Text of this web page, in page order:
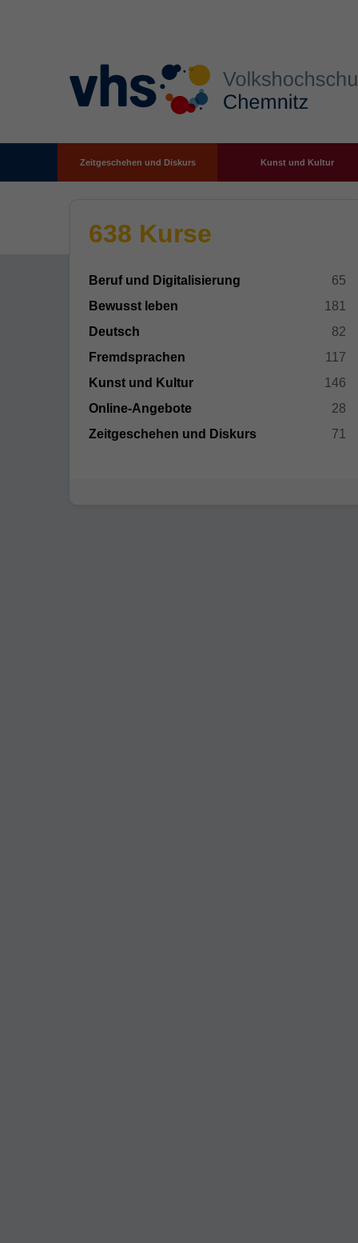
Zum Hauptinhalt springen
Zeitgeschehen und Diskurs Kunst und Kultur
638 Kurse
Beruf und Digitalisierung
65
Bewusst leben
181
Deutsch
82
Fremdsprachen
117
Kunst und Kultur
146
Online-Angebote
28
Zeitgeschehen und Diskurs
71